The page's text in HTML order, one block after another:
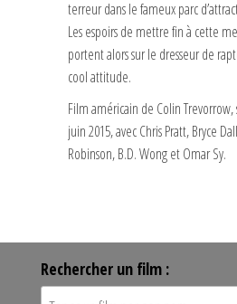
terreur dans le fameux parc
Les espoirs de mettre fin à cette
portent alors sur le dresseur de
cool attitude.
Film américain de Colin
juin 2015, avec Chris Pratt, Bryce
Robinson, B.D. Wong et Omar Sy.
Rechercher un film :